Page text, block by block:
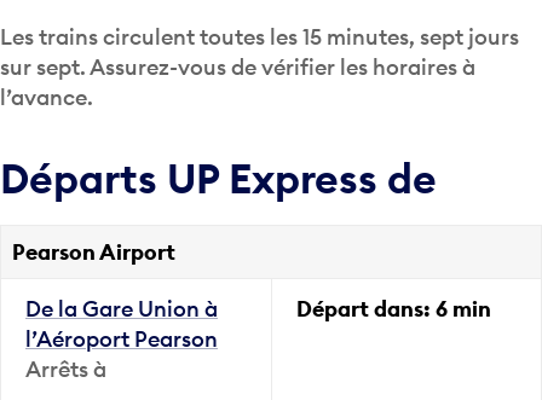
Les trains circulent toutes les 15 minutes, sept jours
sur sept. Assurez-vous de vérifier les horaires à
l’avance.
Départs UP Express de
Pearson Airport
De la Gare Union à
l’Aéroport Pearson
Arrêts à
Départ dans: 6 min